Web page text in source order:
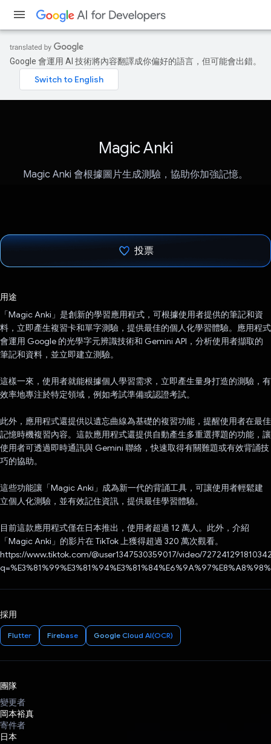
Google 會運用 AI 技術將內容翻譯成你偏好的語言，但可能會出錯。
Magic Anki
Magic Anki 會根據圖片生成測驗，協助你加強記憶。
投票
用途
「Magic Anki」是創新的學習應用程式，可根據使用者提供的筆記和資
料，立即產生複習卡和單字測驗，提供最佳的個人化學習體驗。應用程式
會運用 Google 的光學字元辨識技術和 Gemini API，分析使用者擷取的
筆記和資料，並立即建立測驗。
這樣一來，使用者就能根據個人學習需求，立即產生量身打造的測驗，有
效率地專注於特定領域，例如考試準備或認證考試。
此外，應用程式還提供以遺忘曲線為基礎的複習功能，提醒使用者在最佳
記憶時機複習內容。這款應用程式還提供自動產生多重選擇題的功能，讓
使用者可透過即時通訊與 Gemini 聯絡，快速取得有關難題或有效背誦技
巧的協助。
這些功能讓「Magic Anki」成為新一代的背誦工具，可讓使用者輕鬆建
立個人化測驗，並有效記住資訊，提供最佳學習體驗。
目前這款應用程式僅在日本推出，使用者超過 12 萬人。此外，介紹
「Magic Anki」的影片在 TikTok 上獲得超過 320 萬次觀看。
https://www.tiktok.com/@user1347530359017/video/
採用
Flutter Firebase Google Cloud AI(OCR)
團隊
變更者
岡本裕真
寄件者
日本